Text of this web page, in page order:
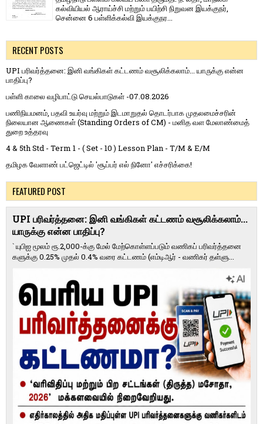
கல்வியியல் ஆராய்ச்சி மற்றும் பயிற்சி நிறுவன இயக்குநர்,
சென்னை 6 பள்ளிக்கல்வி இயக்குநர...
RECENT POSTS
UPI பரிவர்த்தனை: இனி வங்கிகள் கட்டணம் வசூலிக்கலாம்... யாருக்கு என்ன
பாதிப்பு?
பள்ளி காலை வழிபாட்டு செயல்பாடுகள் -07.08.2026
பணிநியமனம், பதவி உயர்வு மற்றும் இடமாறுதல் தொடர்பாக முதலமைச்சரின்
நிலையான ஆணைகள் (Standing Orders of CM) - மனித வள மேலாண்மைத்
துறை உத்தரவு
4 & 5th Std - Term 1 - ( Set - 10 ) Lesson Plan - T/M & E/M
தமிழக வேளாண் பட்ஜெட்டில் 'சூப்பர் எல் நினோ' எச்சரிக்கை!
FEATURED POST
UPI பரிவர்த்தனை: இனி வங்கிகள் கட்டணம் வசூலிக்கலாம்...
யாருக்கு என்ன பாதிப்பு?
` யுபிஐ மூலம் ரூ.2,000-க்கு மேல் மேற்​கொள்​ளப்​படும் வணி​கப் பரிவர்த்​தனை​
களுக்கு 0.25% முதல் 0.4% வரை கட்​ட​ணம் (எம்​டிஆர் - வணி​கர் தள்​ளு...